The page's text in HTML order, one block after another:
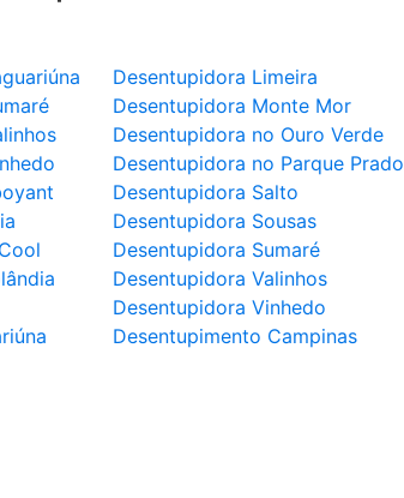
Desentupidora Limeira
Desentupidora Monte Mor
Desentupidora no Ouro Verde
Desentupidora no Parque Prado
Desentupidora Salto
Desentupidora Sousas
Desentupidora Sumaré
Desentupidora Valinhos
Desentupidora Vinhedo
Desentupimento Campinas